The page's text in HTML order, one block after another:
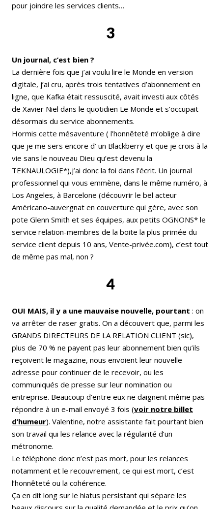
pour joindre les services clients…
3
Un journal, c’est bien ?
La dernière fois que j’ai voulu lire le Monde en version
digitale, j’ai cru, après trois tentatives d’abonnement en
ligne, que Kafka était ressuscité, avait investi aux côtés
de Xavier Niel dans le quotidien Le Monde et s’occupait
désormais du service abonnements.
Hormis cette mésaventure ( l’honnêteté m’oblige à dire
que je me sers encore d’ un Blackberry et que je crois à la
vie sans le nouveau Dieu qu’est devenu la
TEKNAULOGIE*),j’ai donc la foi dans l’écrit. Un journal
professionnel qui vous emmène, dans le même numéro, à
Los Angeles, à Barcelone (découvrir le bel acteur
Américano-auvergnat en couverture qui gère, avec son
pote Glenn Smith et ses équipes, aux petits OGNONS* le
service relation-membres de la boite la plus primée du
service client depuis 10 ans, Vente-privée.com), c’est tout
de même pas mal, non ?
4
OUI MAIS, il y a une mauvaise nouvelle, pourtant : on
va arrêter de raser gratis. On a découvert que, parmi les
GRANDS DIRECTEURS DE LA RELATION CLIENT (sic),
plus de 70 % ne payent pas leur abonnement bien qu’ils
reçoivent le magazine, nous envoient leur nouvelle
adresse pour continuer de le recevoir, ou les
communiqués de presse sur leur nomination ou
entreprise. Beaucoup d’entre eux ne daignent même pas
répondre à un e-mail envoyé 3 fois (voir notre billet
d’humeur). Valentine, notre assistante fait pourtant bien
son travail qui les relance avec la régularité d’un
métronome.
Le téléphone donc n’est pas mort, pour les relances
notamment et le recouvrement, ce qui est mort, c’est
l’honnêteté ou la cohérence.
Ça en dit long sur le hiatus persistant qui sépare les